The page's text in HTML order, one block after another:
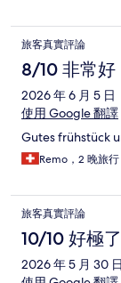
旅客真實評論
8/10 非常好
2026 年 6 月 5 日
使用 Google 翻譯
Gutes frühstück
Remo，2 晚旅行
旅客真實評論
10/10 好極了
2026 年 5 月 30 日